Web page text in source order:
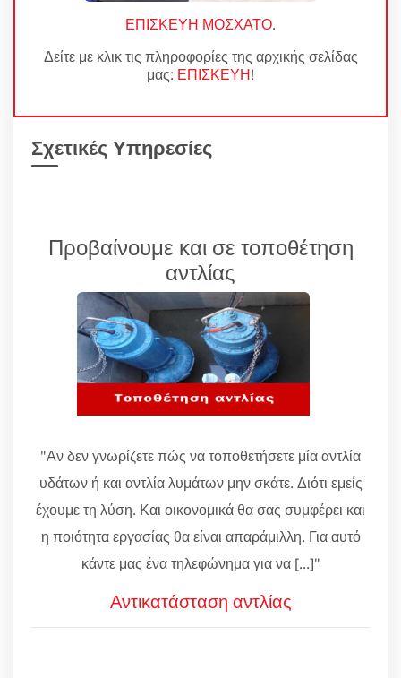
ΕΠΙΣΚΕΥΗ ΜΟΣΧΑΤΟ.
Δείτε με κλικ τις πληροφορίες της αρχικής σελίδας
μας: ΕΠΙΣΚΕΥΗ!
Σχετικές Υπηρεσίες
Προβαίνουμε και σε τοποθέτηση
αντλίας
"Αν δεν γνωρίζετε πώς να τοποθετήσετε μία αντλία
υδάτων ή και αντλία λυμάτων μην σκάτε. Διότι εμείς
έχουμε τη λύση. Και οικονομικά θα σας συμφέρει και
η ποιότητα εργασίας θα είναι απαράμιλλη. Για αυτό
κάντε μας ένα τηλεφώνημα για να [...]"
Αντικατάσταση αντλίας